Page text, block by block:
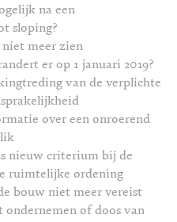
na een
sloping?
niet meer zien
er op 1 januari 2019?
van de verplichte
over een onroerend
nieuw criterium bij de
ruimtelijke ordening
bouw niet meer vereist
ondernemen of doos van